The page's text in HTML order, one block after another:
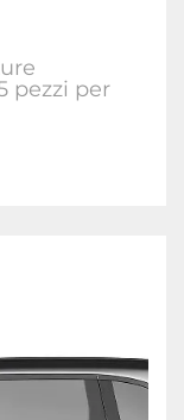
pezzi per